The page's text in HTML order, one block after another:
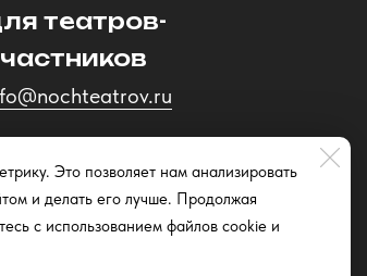
Это позволяет нам анализировать
и делать его лучше. Продолжая
с использованием файлов cookie и
театров-